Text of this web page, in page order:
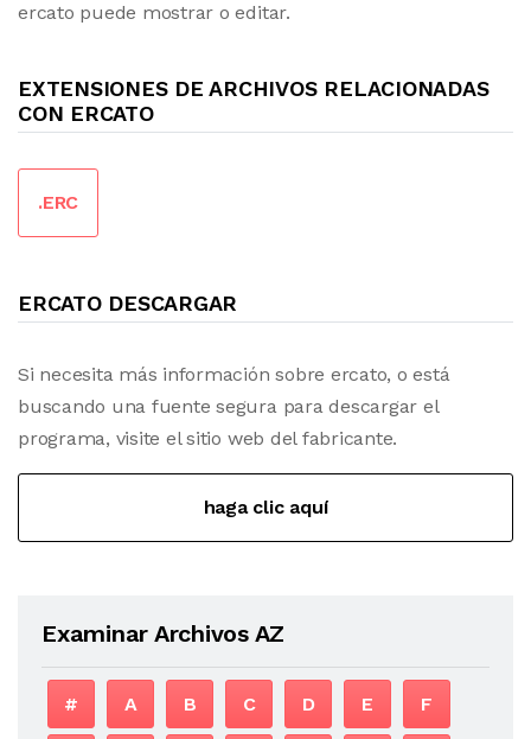
ercato puede mostrar o editar.
EXTENSIONES DE ARCHIVOS RELACIONADAS
CON ERCATO
.ERC
ERCATO DESCARGAR
Si necesita más información sobre ercato, o está
buscando una fuente segura para descargar el
programa, visite el sitio web del fabricante.
haga clic aquí
Examinar Archivos AZ
# A B C D E F